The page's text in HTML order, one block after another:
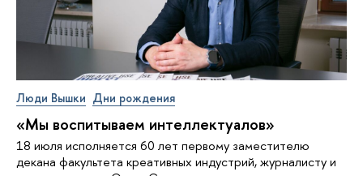
Люди Вышки Дни рождения
«Мы воспитываем интеллектуалов»
18 июля исполняется 60 лет первому заместителю
декана факультета креативных индустрий, журналисту и